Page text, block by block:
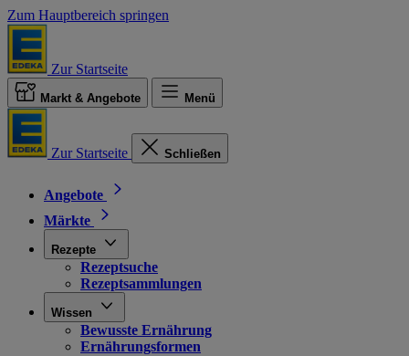
Zum Hauptbereich springen
Zur Startseite
Markt & Angebote Menü
Zur Startseite Schließen
Angebote
Märkte
Rezepte
Rezeptsuche
Rezeptsammlungen
Wissen
Bewusste Ernährung
Ernährungsformen